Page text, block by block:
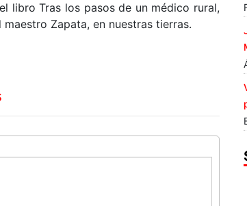
libro Tras los pasos de un médico rural,
Zapata, en nuestras tierras.